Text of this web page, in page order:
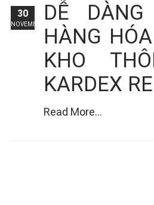
DỄ
HÀNG
KHO
KARDEX
Read More...
30
NOVEMBER